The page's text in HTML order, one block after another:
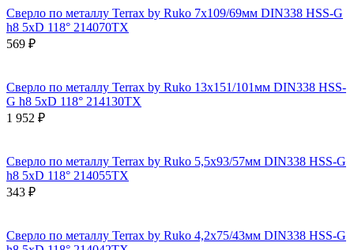
Сверло по металлу Terrax by Ruko 7x109/69мм DIN338 HSS-G
h8 5xD 118° 214070TX
569 ₽
Сверло по металлу Terrax by Ruko 13x151/101мм DIN338 HSS-
G h8 5xD 118° 214130TX
1 952 ₽
Сверло по металлу Terrax by Ruko 5,5x93/57мм DIN338 HSS-G
h8 5xD 118° 214055TX
343 ₽
Сверло по металлу Terrax by Ruko 4,2x75/43мм DIN338 HSS-G